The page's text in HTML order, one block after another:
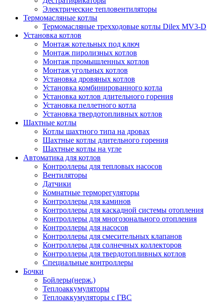
Электрические тепловентиляторы
Термомасляные котлы
Термомасляные трехходовые котлы Dilex MV3-D
Установка котлов
Монтаж котельных под ключ
Монтаж пиролизных котлов
Монтаж промышленных котлов
Монтаж угольных котлов
Установка дровяных котлов
Установка комбинированного котла
Установка котлов длительного горения
Установка пеллетного котла
Установка твердотопливных котлов
Шахтные котлы
Котлы шахтного типа на дровах
Шахтные котлы длительного горения
Шахтные котлы на угле
Автоматика для котлов
Контроллеры для тепловых насосов
Вентиляторы
Датчики
Комнатные терморегуляторы
Контроллеры для каминов
Контроллеры для каскадной системы отопления
Контроллеры для многозонального отопления
Контроллеры для насосов
Контроллеры для смесительных клапанов
Контроллеры для солнечных коллекторов
Контроллеры для твердотопливных котлов
Специальные контроллеры
Бочки
Бойлеры(нерж.)
Теплоаккумуляторы
Теплоаккумуляторы с ГВС